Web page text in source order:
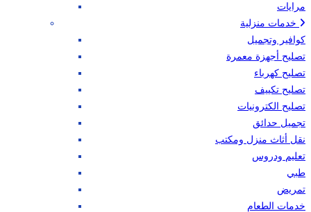
مرايات
كوافير وتجميل
تصليح أجهزة معمرة
تصليح كهرباء
تصليح تكييف
تصليح الكترونيات
تجميل حدائق
نقل أثاث منزل ومكتب
تعليم ودروس
طبي
تمريض
خدمات الطعام